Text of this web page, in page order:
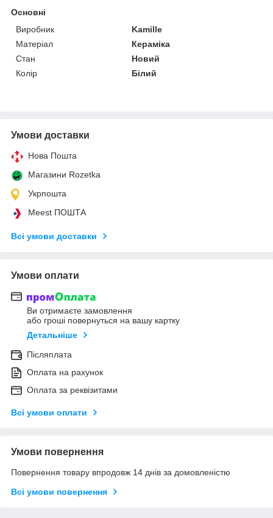
Основні
Виробник
Kamille
Матеріал
Кераміка
Стан
Новий
Колір
Білий
Умови доставки
Нова Пошта
Магазини Rozetka
Укрпошта
Meest ПОШТА
Всі умови доставки
Умови оплати
Ви отримаєте замовлення
або гроші повернуться на вашу картку
Детальніше
Післяплата
Оплата на рахунок
Оплата за реквізитами
Всі умови оплати
Умови повернення
Повернення товару впродовж 14 днів за домовленістю
Всі умови повернення